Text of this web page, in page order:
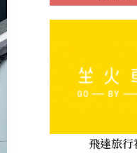
飛達旅行